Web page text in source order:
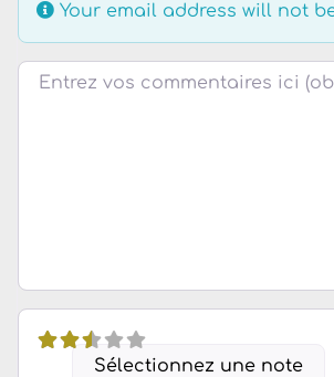
Your email address will not
Review text
Sélectionnez une note